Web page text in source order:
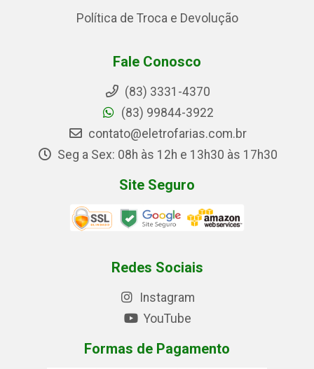
Política de Troca e Devolução
Fale Conosco
(83) 3331-4370
(83) 99844-3922
contato@eletrofarias.com.br
Seg a Sex: 08h às 12h e 13h30 às 17h30
Site Seguro
Redes Sociais
Instagram
YouTube
Formas de Pagamento